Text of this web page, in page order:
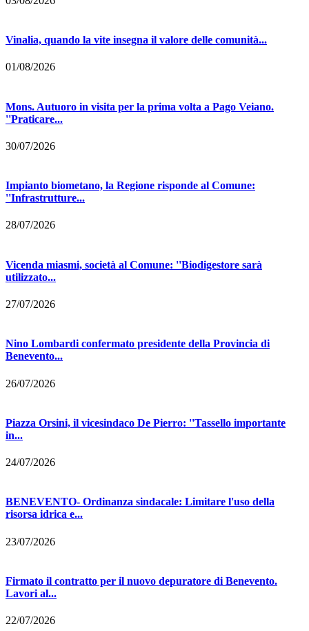
Vinalia, quando la vite insegna il valore delle comunità...
01/08/2026
Mons. Autuoro in visita per la prima volta a Pago Veiano.
''Praticare...
30/07/2026
Impianto biometano, la Regione risponde al Comune:
''Infrastrutture...
28/07/2026
Vicenda miasmi, società al Comune: ''Biodigestore sarà
utilizzato...
27/07/2026
Nino Lombardi confermato presidente della Provincia di
Benevento...
26/07/2026
Piazza Orsini, il vicesindaco De Pierro: ''Tassello importante
in...
24/07/2026
BENEVENTO- Ordinanza sindacale: Limitare l'uso della
risorsa idrica e...
23/07/2026
Firmato il contratto per il nuovo depuratore di Benevento.
Lavori al...
22/07/2026